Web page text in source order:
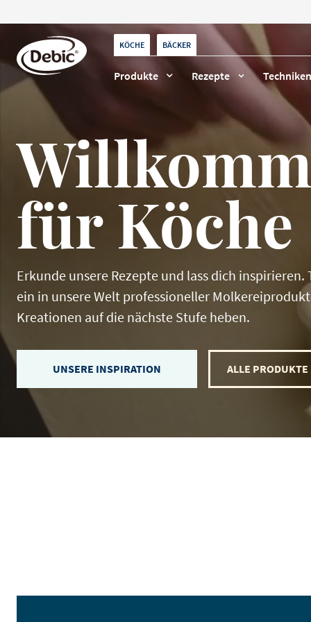
content
KÖCHE BÄCKER
Produkte
SAHNE
Schlagen
Kochen
DESSERTS
Alle Produkte anzeigen
Rezepte
KÖCHE
Desserts
Garnituren
Vorspeisen
Desserts
Eis
Feingebäck
Garnituren
Alle Rezepte anzeigen
Techniken
Debic Inspiration
Geschichten
für Köche
Erkunde unsere Rezepte und lass dich inspirieren.
ein in unsere Welt professioneller
Kreationen auf die nächste Stufe heben.
UNSERE INSPIRATION ALLE